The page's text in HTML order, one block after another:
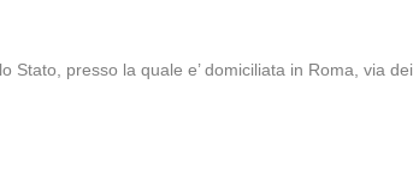
presso la quale e’ domiciliata in Roma, via